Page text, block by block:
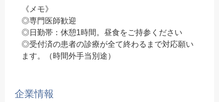
《メモ》
◎専門医師歓迎
◎日勤帯：休憩1時間。昼食をご持参ください
◎受付済の患者の診療が全て終わるまで対応願い
ます。（時間外手当別途）
企業情報